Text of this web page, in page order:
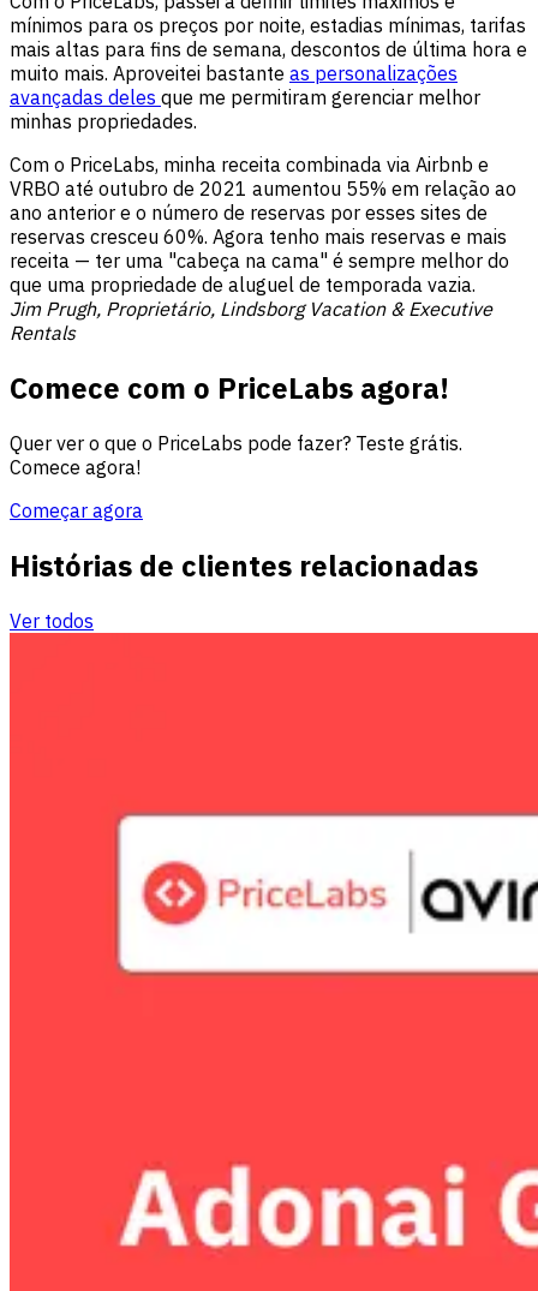
mínimos para os preços por noite, estadias mínimas, tarifas
mais altas para fins de semana, descontos de última hora e
muito mais. Aproveitei bastante as personalizações
avançadas deles que me permitiram gerenciar melhor
minhas propriedades.
Com o PriceLabs, minha receita combinada via Airbnb e
VRBO até outubro de 2021 aumentou 55% em relação ao
ano anterior e o número de reservas por esses sites de
reservas cresceu 60%. Agora tenho mais reservas e mais
receita — ter uma "cabeça na cama" é sempre melhor do
que uma propriedade de aluguel de temporada vazia.
Jim Prugh, Proprietário, Lindsborg Vacation & Executive
Rentals
Comece com o PriceLabs agora!
Quer ver o que o PriceLabs pode fazer? Teste grátis.
Comece agora!
Começar agora
Histórias de clientes relacionadas
Ver todos